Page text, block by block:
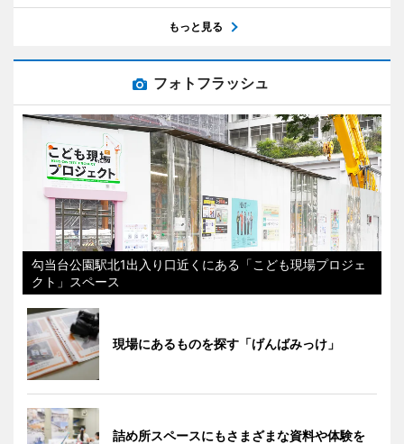
もっと見る
フォトフラッシュ
勾当台公園駅北1出入り口近くにある「こども現場プロジェ
クト」スペース
現場にあるものを探す「げんばみっけ」
詰め所スペースにもさまざまな資料や体験を